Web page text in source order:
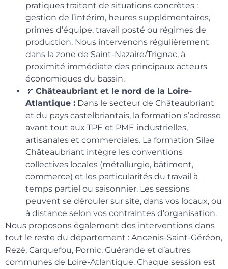
pratiques traitent de situations concrètes :
gestion de l’intérim, heures supplémentaires,
primes d’équipe, travail posté ou régimes de
production. Nous intervenons régulièrement
dans la zone de Saint-Nazaire/Trignac, à
proximité immédiate des principaux acteurs
économiques du bassin.
🌿 Châteaubriant et le nord de la Loire-
Atlantique : Dans le secteur de Châteaubriant
et du pays castelbriantais, la formation s’adresse
avant tout aux TPE et PME industrielles,
artisanales et commerciales. La formation Silae
Châteaubriant intègre les conventions
collectives locales (métallurgie, bâtiment,
commerce) et les particularités du travail à
temps partiel ou saisonnier. Les sessions
peuvent se dérouler sur site, dans vos locaux, ou
à distance selon vos contraintes d’organisation.
Nous proposons également des interventions dans
tout le reste du département : Ancenis-Saint-Géréon,
Rezé, Carquefou, Pornic, Guérande et d’autres
communes de Loire-Atlantique. Chaque session est